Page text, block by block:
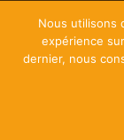
Copyright ©
Privium –
Pour
Nous utilisons
expérience
dernier, nous